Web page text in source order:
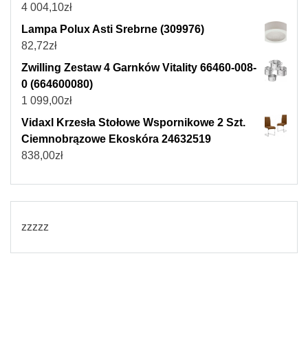
4 004,10zł
Lampa Polux Asti Srebrne (309976)
82,72zł
Zwilling Zestaw 4 Garnków Vitality 66460-008-
0 (664600080)
1 099,00zł
Vidaxl Krzesła Stołowe Wspornikowe 2 Szt.
Ciemnobrązowe Ekoskóra 24632519
838,00zł
zzzzz